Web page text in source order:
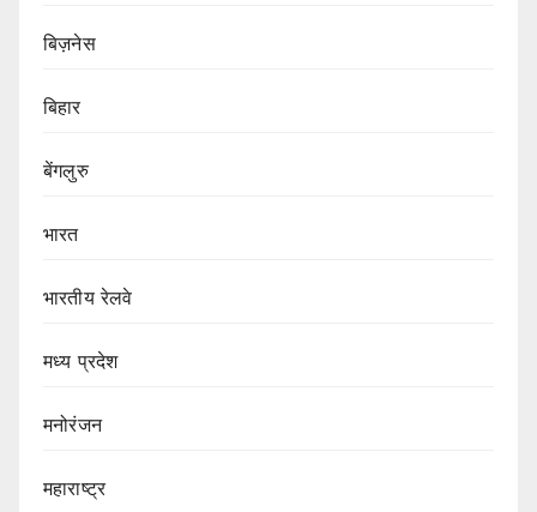
बिज़नेस
बिहार
बेंगलुरु
भारत
भारतीय रेलवे
मध्य प्रदेश
मनोरंजन
महाराष्ट्र